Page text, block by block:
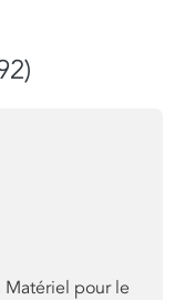
Matériel pour le